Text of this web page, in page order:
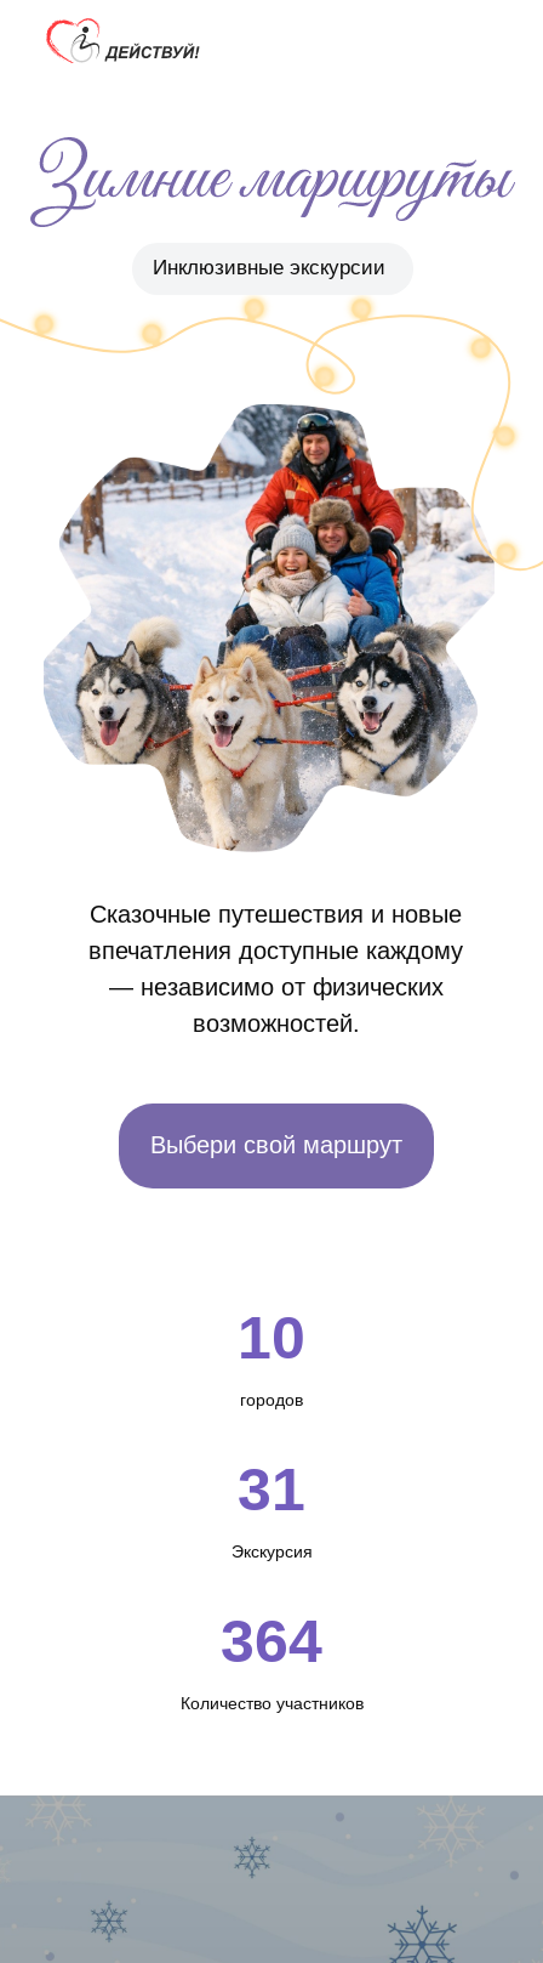
Выбери свой маршрут
О проекте
Галерея
Выбери свой маршрут
Инклюзивные экскурсии
Сказочные путешествия и новые
впечатления доступные каждому
— независимо от физических
возможностей.
10
городов
31
Экскурсия
364
Количество участников